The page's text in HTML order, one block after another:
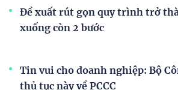
Đề xuất rút gọn quy trình trở
xuống còn 2 bước
Tin vui cho doanh nghiệp: Bộ
thủ tục này về PCCC